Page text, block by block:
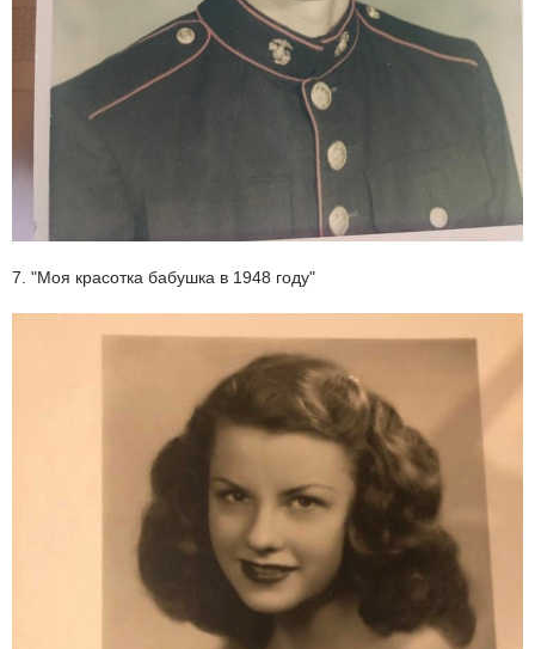
7. "Моя красотка бабушка в 1948 году"